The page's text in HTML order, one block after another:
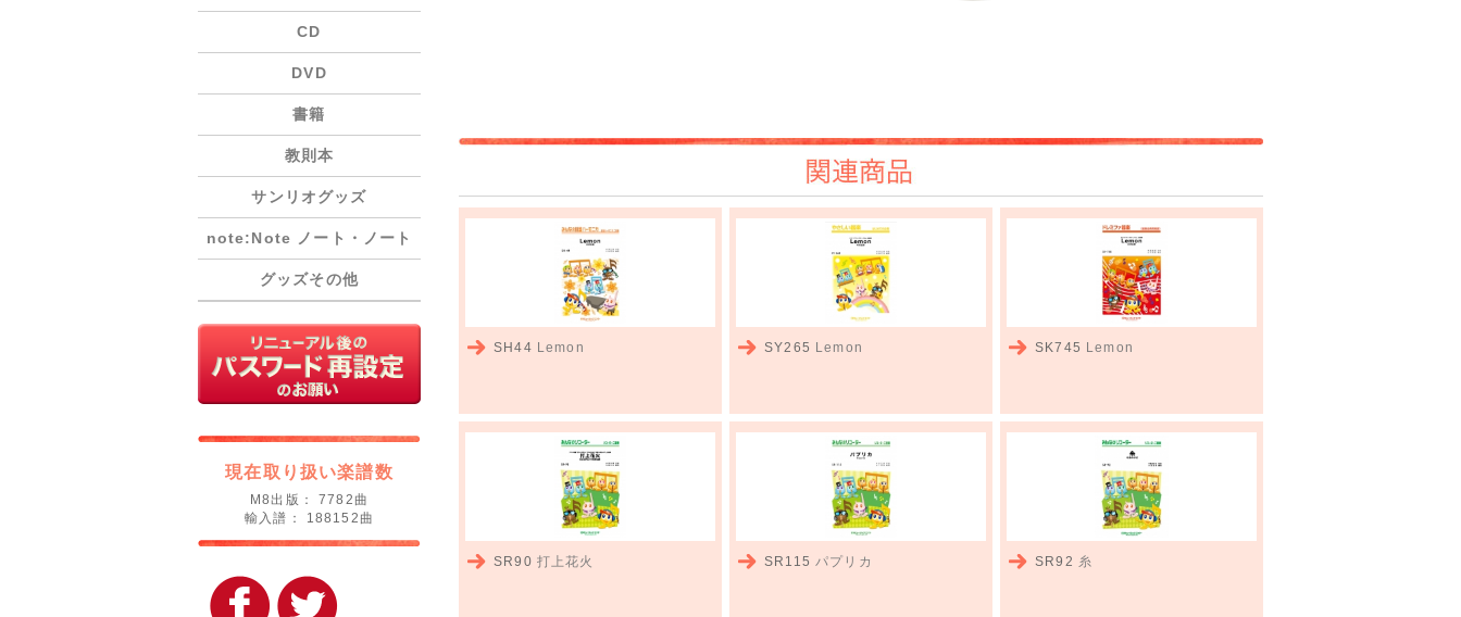
CD
DVD
書籍
教則本
サンリオグッズ
note:Note ノート・ノート
グッズその他
現在取り扱い楽譜数
M8出版： 7782曲
輸入譜： 188152曲
関連商品
SH44 Lemon SY265 Lemon SK745 Lemon
SR90 打上花火 SR115 パプリカ SR92 糸